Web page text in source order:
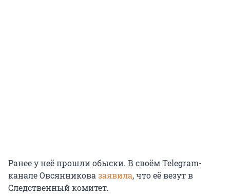
Ранее у неё прошли обыски. В своём Telegram-
канале Овсянникова заявила, что её везут в
Следственный комитет.